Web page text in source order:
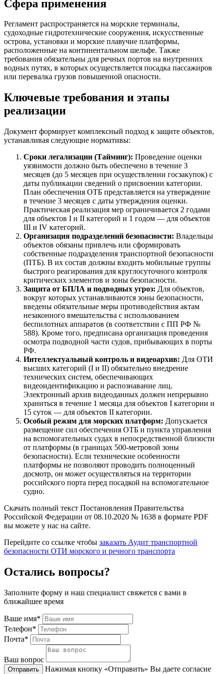
Сфера применения
Регламент распространяется на морские терминалы,
судоходные гидротехнические сооружения, искусственные
острова, установки и морские плавучие платформы,
расположенные на континентальном шельфе. Также
требования обязательны для речных портов на внутренних
водных путях, в которых осуществляется посадка пассажиров
или перевалка грузов повышенной опасности.
Ключевые требования и этапы
реализации
Документ формирует комплексный подход к защите объектов,
устанавливая следующие нормативы:
Сроки легализации (Тайминг): Проведение оценки
уязвимости должно быть обеспечено в течение 3
месяцев (до 5 месяцев при осуществлении госзакупок) с
даты публикации сведений о присвоении категории.
План обеспечения ОТБ представляется на утверждение
в течение 3 месяцев с даты утверждения оценки.
Практическая реализация мер ограничивается 2 годами
для объектов I и II категорий и 1 годом — для объектов
III и IV категорий.
Организация подразделений безопасности: Владельцы
объектов обязаны привлечь или сформировать
собственные подразделения транспортной безопасности
(ПТБ). В их состав должны входить мобильные группы
быстрого реагирования для круглосуточного контроля
критических элементов и зоны безопасности.
Защита от БПЛА и подводных угроз: Для объектов,
вокруг которых устанавливаются зоны безопасности,
введены обязательные меры противодействия актам
незаконного вмешательства с использованием
беспилотных аппаратов (в соответствии с ПП РФ №
588). Кроме того, предписана организация проведения
осмотра подводной части судов, прибывающих в порты
РФ.
Интеллектуальный контроль и видеоархив: Для ОТИ
высших категорий (I и II) обязательно внедрение
технических систем, обеспечивающих
видеоидентификацию и распознавание лиц.
Электронный архив видеоданных должен непрерывно
храниться в течение 1 месяца для объектов I категории и
15 суток — для объектов II категории.
Особый режим для морских платформ: Допускается
размещение сил обеспечения ОТБ и пункта управления
на вспомогательных судах в непосредственной близости
от платформы (в границах 500-метровой зоны
безопасности). Если технические особенности
платформы не позволяют проводить полноценный
досмотр, он может осуществляться на территории
российского порта перед посадкой на вспомогательное
судно.
Скачать полный текст Постановления Правительства
Российской Федерации от 08.10.2020 № 1638 в формате PDF
вы можете у нас на сайте.
Перейдите со ссылке чтобы заказать Аудит транспортной
безопасности ОТИ морского и речного транспорта
Остались вопросы?
Заполните форму и наш специалист свяжется с вами в
ближайшее время
Ваше имя*
Телефон*
Почта*
Ваш вопрос
Отправить
Нажимая кнопку «Отправить» Вы даете согласие